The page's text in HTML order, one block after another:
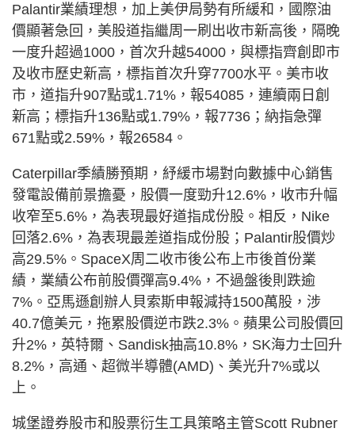
Palantir業績理想，加上美伊局勢有所緩和，國際油
價顯著急回，美股道指繼周一刷出收市新高後，隔晚
一度升超過1000，首次升越54000，與標指齊創即市
及收市歷史新高，標指首次升穿7700水平。美市收
市，道指升907點或1.71%，報54085，連續兩日創
新高；標指升136點或1.79%，報7736；納指急彈
671點或2.59%，報26584。
Caterpillar季績勝預期，紓緩市場對向數據中心銷售
發電設備前景擔憂，股價一度勁升12.6%，收市升幅
收窄至5.6%，為表現最好道指成份股。相反，Nike
回落2.6%，為表現最差道指成份股；Palantir股價炒
高29.5%。SpaceX周二收市後公布上市後首份業
績，業績公布前股價彈高9.4%，不過盤後則跌逾
7%。亞馬遜創辦人貝索斯申報減持1500萬股，涉
40.7億美元，拖累股價逆市跌2.3%。蘋果公司股價回
升2%，英特爾、Sandisk抽高10.8%，SK海力士回升
8.2%，高通、超微半導體(AMD)、美光升7%或以
上。
城堡證券股市和股票衍生工具策略主管Scott Rubner